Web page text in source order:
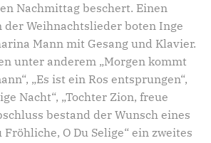
Nachmittag beschert. Einen
Weihnachtslieder boten Inge
Mann mit Gesang und Klavier.
unter anderem „Morgen kommt
„Es ist ein Ros entsprungen“,
Nacht“, „Tochter Zion, freue
bestand der Wunsch eines
Fröhliche, O Du Selige“ ein zweites